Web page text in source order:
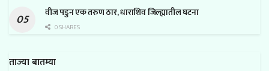
वीज पडुन एक तरुण ठार, धाराशिव जिल्ह्यातील घटना
0 SHARES
ताज्या बातम्या